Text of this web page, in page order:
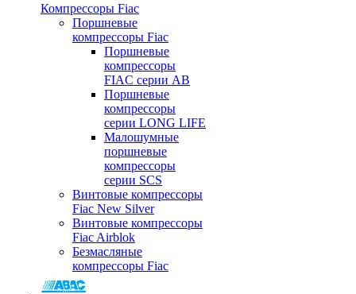
Компрессоры Fiac
Поршневые
компрессоры Fiac
Поршневые
компрессоры
FIAC серии AB
Поршневые
компрессоры
серии LONG LIFE
Малошумные
поршневые
компрессоры
серии SCS
Винтовые компрессоры
Fiac New Silver
Винтовые компрессоры
Fiac Airblok
Безмасляные
компрессоры Fiac